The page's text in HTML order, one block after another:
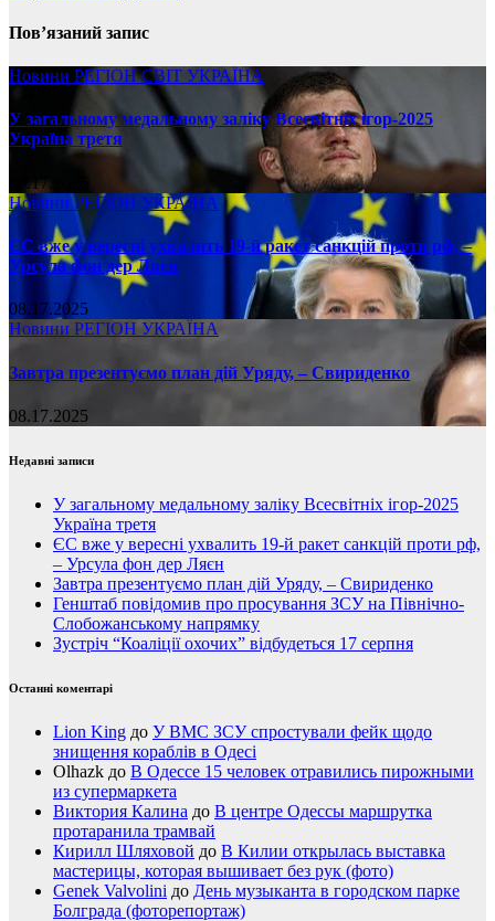
Пов’язаний запис
Новини РЕГІОНСВІТ УКРАЇНА
У загальному медальному заліку Всесвітніх ігор-2025
Україна третя
08.17.2025
НовиниРЕГІОН УКРАЇНА
ЄС вже у вересні ухвалить 19-й ракет санкцій проти рф, –
Урсула фон дер Ляєн
08.17.2025
Новини РЕГІОН УКРАЇНА
Завтра презентуємо план дій Уряду, – Свириденко
08.17.2025
Недавні записи
У загальному медальному заліку Всесвітніх ігор-2025
Україна третя
ЄС вже у вересні ухвалить 19-й ракет санкцій проти рф,
– Урсула фон дер Ляєн
Завтра презентуємо план дій Уряду, – Свириденко
Генштаб повідомив про просування ЗСУ на Північно-
Слобожанському напрямку
Зустріч “Коаліції охочих” відбудеться 17 серпня
Останні коментарі
Lion King до У ВМС ЗСУ спростували фейк щодо
знищення кораблів в Одесі
Olhazk до В Одессе 15 человек отравились пирожными
из супермаркета
Виктория Калина до В центре Одессы маршрутка
протаранила трамвай
Кирилл Шляховой до В Килии открылась выставка
мастерицы, которая вышивает без рук (фото)
Genek Valvolini до День музыканта в городском парке
Болграда (фоторепортаж)